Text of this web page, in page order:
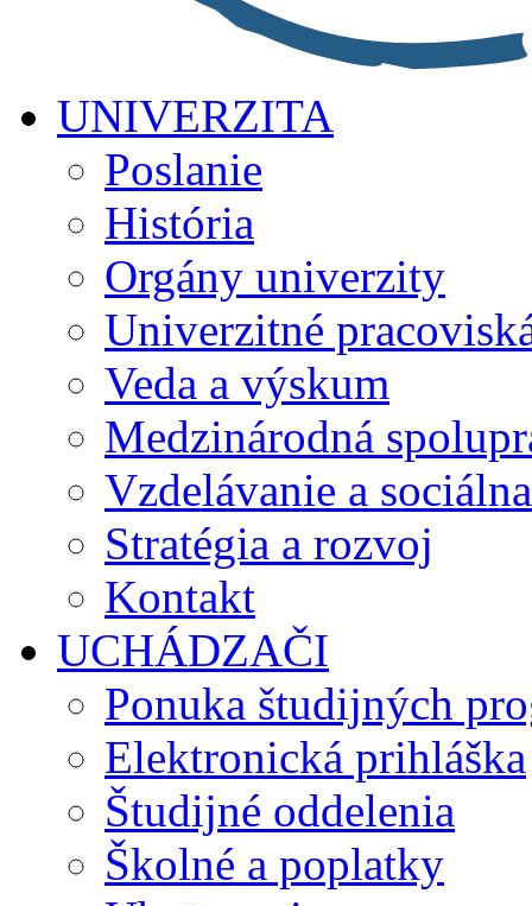
UNIVERZITA
Poslanie
História
Orgány univerzity
Univerzitné
Veda a výskum
Medzinárodná
Vzdelávanie a
Stratégia a rozvoj
Kontakt
UCHÁDZAČI
Ponuka študijných
Elektronická prihláška
Študijné oddelenia
Školné a poplatky